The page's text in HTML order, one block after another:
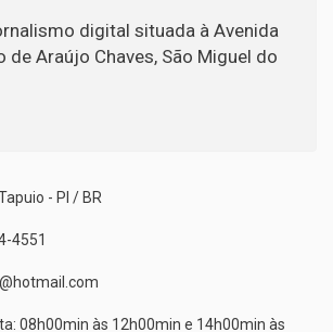
digital situada à Avenida
de Araújo Chaves, São Miguel do
- PI / BR
4551
08h00min às 12h00min e 14h00min às